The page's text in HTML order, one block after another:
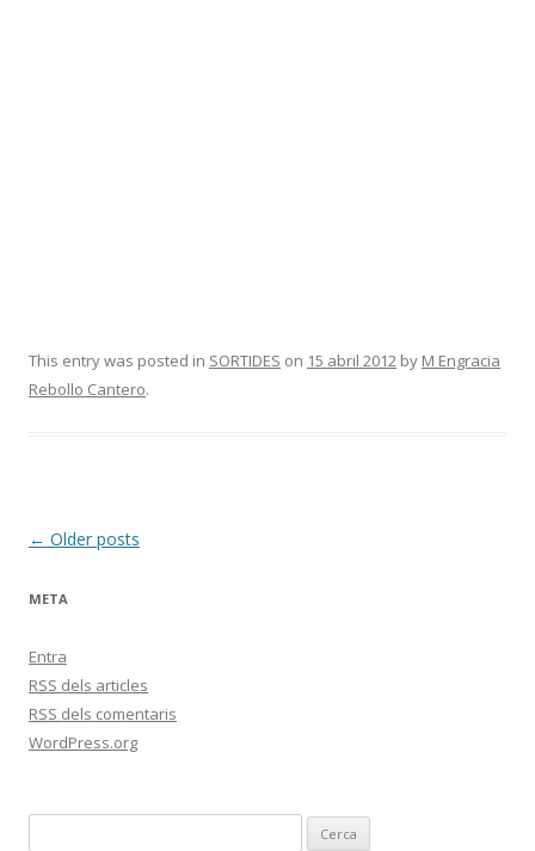
This entry was posted in SORTIDES on 15 abril 2012 by M Engracia
Rebollo Cantero.
Post
← Older posts
META
Entra
RSS dels articles
RSS dels comentaris
WordPress.org